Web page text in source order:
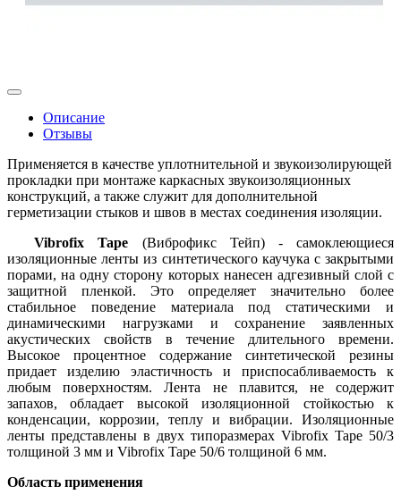
Описание
Отзывы
Применяется в качестве уплотнительной и звукоизолирующей
прокладки при монтаже каркасных звукоизоляционных
конструкций, а также служит для дополнительной
герметизации стыков и швов в местах соединения изоляции.
Vibrofix Tape (Виброфикс Тейп) - самоклеющиеся
изоляционные ленты из синтетического каучука с закрытыми
порами, на одну сторону которых нанесен адгезивный слой с
защитной пленкой. Это определяет значительно более
стабильное поведение материала под статическими и
динамическими нагрузками и сохранение заявленных
акустических свойств в течение длительного времени.
Высокое процентное содержание синтетической резины
придает изделию эластичность и приспосабливаемость к
любым поверхностям. Лента не плавится, не содержит
запахов, обладает высокой изоляционной стойкостью к
конденсации, коррозии, теплу и вибрации. Изоляционные
ленты представлены в двух типоразмерах Vibrofix Tape 50/3
толщиной 3 мм и Vibrofix Tape 50/6 толщиной 6 мм.
Область применения